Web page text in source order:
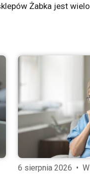
Żabka jest
6 sierpnia 2026 •